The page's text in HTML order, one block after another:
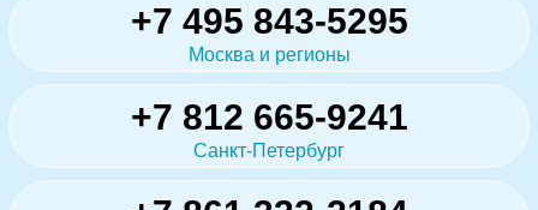
+7 495 843-5295
Москва и регионы
+7 812 665-9241
Санкт-Петербург